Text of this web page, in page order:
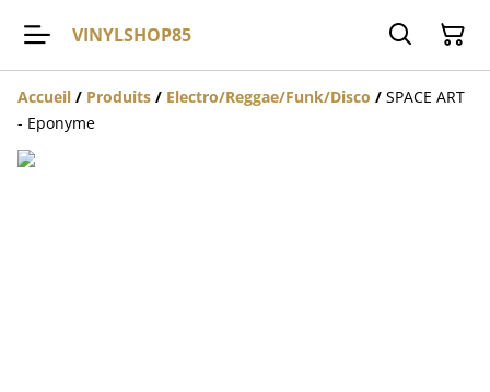
VINYLSHOP85
Accueil / Produits / Electro/Reggae/Funk/Disco / SPACE ART
- Eponyme